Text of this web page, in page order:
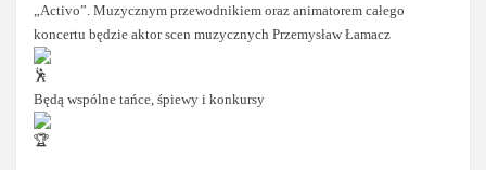
„Activo”. Muzycznym przewodnikiem oraz animatorem całego
koncertu będzie aktor scen muzycznych Przemysław Łamacz
Będą wspólne tańce, śpiewy i konkursy